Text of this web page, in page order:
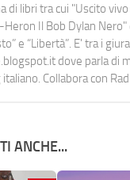
di libri tra cui "Uscito
Il Bob Dylan
e “Libertà”. E' tra i
dove parla di
Collabora con
ANCHE...